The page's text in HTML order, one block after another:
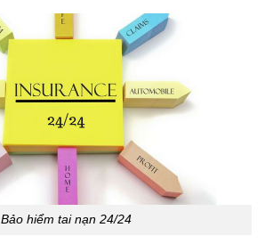
Bảo hiểm tai nạn 24/24